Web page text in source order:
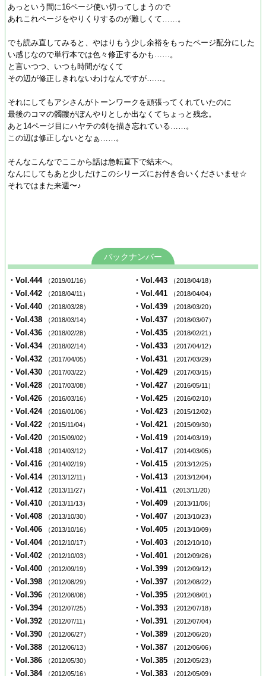
あっという間に16ページ使い切ってしまうので
あれこれページをやりくりするのが難しくて……。
でも読み直してみると、やはりもう少し余裕をもったページ配分にした
い感じなので単行本では色々修正するかも……。
と言いつつ、いつも時間がなくて
その辺が修正しきれないわけなんですが……。
それにしてもアシさんがトーンワークを頑張ってくれていたのに
最後のコマの髑髏がぼんやりとしか出なくてちょっと残念。
あと14ページ目にハヤテの剣を描き忘れている……。
この辺は修正しないとなぁ……。
そんなこんなでここから話は急転直下で結末へ。
なんにしてもあと少しだけこのシリーズにお付き合いくださいませ☆
それではまた来週〜♪
バックナンバー
・Vol.444 （2019/01/16） ・Vol.443 （2018/04/18）
・Vol.442 （2018/04/11） ・Vol.441 （2018/04/04）
・Vol.440 （2018/03/28） ・Vol.439 （2018/03/20）
・Vol.438 （2018/03/14） ・Vol.437 （2018/03/07）
・Vol.436 （2018/02/28） ・Vol.435 （2018/02/21）
・Vol.434 （2018/02/14） ・Vol.433 （2017/04/12）
・Vol.432 （2017/04/05） ・Vol.431 （2017/03/29）
・Vol.430 （2017/03/22） ・Vol.429 （2017/03/15）
・Vol.428 （2017/03/08） ・Vol.427 （2016/05/11）
・Vol.426 （2016/03/16） ・Vol.425 （2016/02/10）
・Vol.424 （2016/01/06） ・Vol.423 （2015/12/02）
・Vol.422 （2015/11/04） ・Vol.421 （2015/09/30）
・Vol.420 （2015/09/02） ・Vol.419 （2014/03/19）
・Vol.418 （2014/03/12） ・Vol.417 （2014/03/05）
・Vol.416 （2014/02/19） ・Vol.415 （2013/12/25）
・Vol.414 （2013/12/11） ・Vol.413 （2013/12/04）
・Vol.412 （2013/11/27） ・Vol.411 （2013/11/20）
・Vol.410 （2013/11/13） ・Vol.409 （2013/11/06）
・Vol.408 （2013/10/30） ・Vol.407 （2013/10/23）
・Vol.406 （2013/10/16） ・Vol.405 （2013/10/09）
・Vol.404 （2012/10/17） ・Vol.403 （2012/10/10）
・Vol.402 （2012/10/03） ・Vol.401 （2012/09/26）
・Vol.400 （2012/09/19） ・Vol.399 （2012/09/12）
・Vol.398 （2012/08/29） ・Vol.397 （2012/08/22）
・Vol.396 （2012/08/08） ・Vol.395 （2012/08/01）
・Vol.394 （2012/07/25） ・Vol.393 （2012/07/18）
・Vol.392 （2012/07/11） ・Vol.391 （2012/07/04）
・Vol.390 （2012/06/27） ・Vol.389 （2012/06/20）
・Vol.388 （2012/06/13） ・Vol.387 （2012/06/06）
・Vol.386 （2012/05/30） ・Vol.385 （2012/05/23）
・Vol.384 （2012/05/16） ・Vol.383 （2012/05/09）